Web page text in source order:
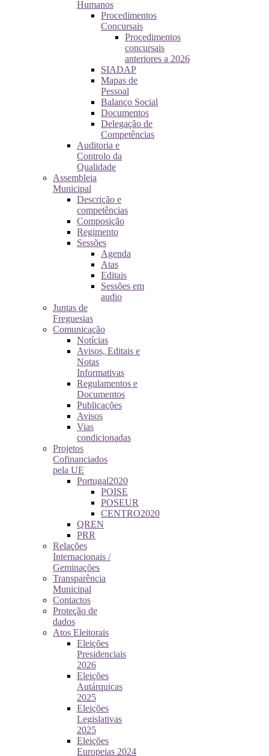
Humanos
Procedimentos
Concursais
Procedimentos
concursais
anteriores a 2026
SIADAP
Mapas de
Pessoal
Balanço Social
Documentos
Delegação de
Competências
Auditoria e
Controlo da
Qualidade
Assembleia
Municipal
Descrição e
competências
Composição
Regimento
Sessões
Agenda
Atas
Editais
Sessões em
audio
Juntas de
Freguesias
Comunicação
Notícias
Avisos, Editais e
Notas
Informativas
Regulamentos e
Documentos
Publicações
Avisos
Vias
condicionadas
Projetos
Cofinanciados
pela UE
Portugal2020
POISE
POSEUR
CENTRO2020
QREN
PRR
Relações
Internacionais /
Geminações
Transparência
Municipal
Contactos
Proteção de
dados
Atos Eleitorais
Eleições
Presidenciais
2026
Eleições
Autárquicas
2025
Eleições
Legislativas
2025
Eleições
Europeias 2024